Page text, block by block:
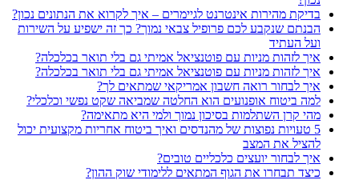
בדיקת מהירות אינטרנט לגיימרים – איך לקרוא את הנתונים נכון?
הבנתם שנקבע לכם פרופיל צבאי נמוך? כך זה ישפיע על השירות
ועל העתיד
איך לזהות מניות עם פוטנציאל אמיתי גם בלי תואר בכלכלה?
איך לזהות מניות עם פוטנציאל אמיתי גם בלי תואר בכלכלה?
איך לבחור רואה חשבון אמריקאי שמתאים לך?
למה ביטוח אופנועים הוא החלטה שמביאה שקט נפשי וכלכלי?
מהי קרן השתלמות בסיכון נמוך ולמי היא מתאימה?
5 טעויות נפוצות של מהנדסים ואיך ביטוח אחריות מקצועית יכול
להציל את המצב
איך לבחור יועצים כלכליים טובים?
כיצד תבחרו את הגוף המתאים ללימודי שוק ההון?